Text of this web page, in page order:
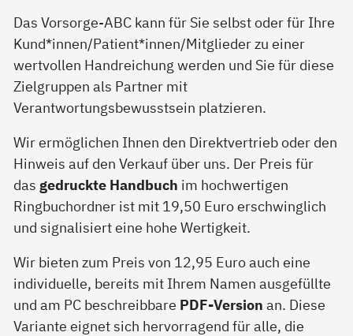
Das Vorsorge-ABC kann für Sie selbst oder für Ihre
Kund*innen/Patient*innen/Mitglieder zu einer
wertvollen Handreichung werden und Sie für diese
Zielgruppen als Partner mit
Verantwortungsbewusstsein platzieren.
Wir ermöglichen Ihnen den Direktvertrieb oder den
Hinweis auf den Verkauf über uns. Der Preis für
das gedruckte Handbuch im hochwertigen
Ringbuchordner ist mit 19,50 Euro erschwinglich
und signalisiert eine hohe Wertigkeit.
Wir bieten zum Preis von 12,95 Euro auch eine
individuelle, bereits mit Ihrem Namen ausgefüllte
und am PC beschreibbare PDF-Version an. Diese
Variante eignet sich hervorragend für alle, die